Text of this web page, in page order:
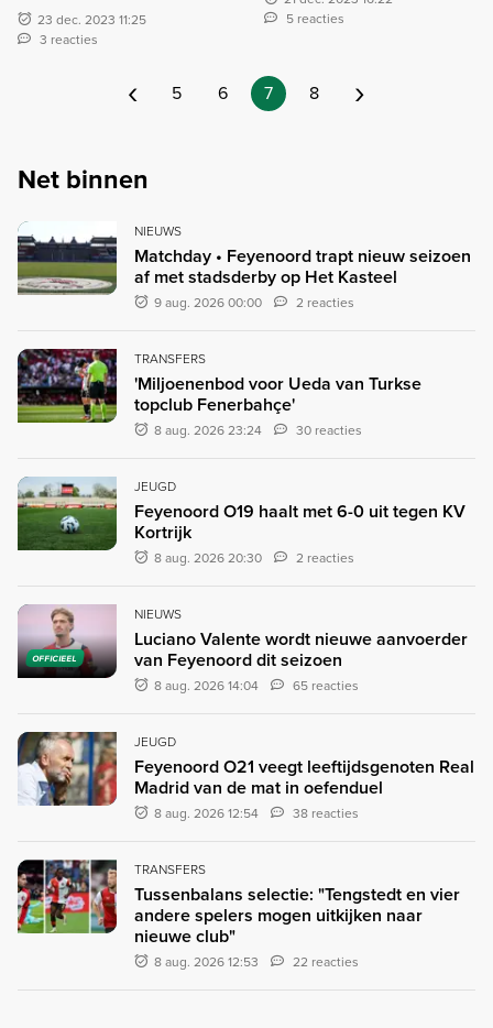
23 dec. 2023 11:25
3 reacties
5 reacties
‹ 5 6 7 8 ›
Net binnen
NIEUWS
Matchday • Feyenoord trapt nieuw seizoen
af met stadsderby op Het Kasteel
9 aug. 2026 00:00 2 reacties
TRANSFERS
'Miljoenenbod voor Ueda van Turkse
topclub Fenerbahçe'
8 aug. 2026 23:24 30 reacties
JEUGD
Feyenoord O19 haalt met 6-0 uit tegen KV
Kortrijk
8 aug. 2026 20:30 2 reacties
OFFICIEEL
NIEUWS
Luciano Valente wordt nieuwe aanvoerder
van Feyenoord dit seizoen
8 aug. 2026 14:04 65 reacties
JEUGD
Feyenoord O21 veegt leeftijdsgenoten Real
Madrid van de mat in oefenduel
8 aug. 2026 12:54 38 reacties
TRANSFERS
Tussenbalans selectie: "Tengstedt en vier
andere spelers mogen uitkijken naar
nieuwe club"
8 aug. 2026 12:53 22 reacties